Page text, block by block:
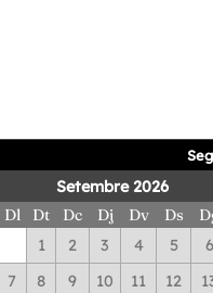
Setembre 2026
Dl
Dt Dc Dj Dv Ds
1
2 3 4 5
6
7
8 9 10 11 12